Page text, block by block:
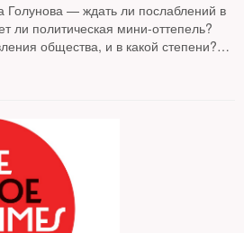
Голунова — ждать ли послаблений в
ли политическая мини-оттепель?
общества, и в какой степени?